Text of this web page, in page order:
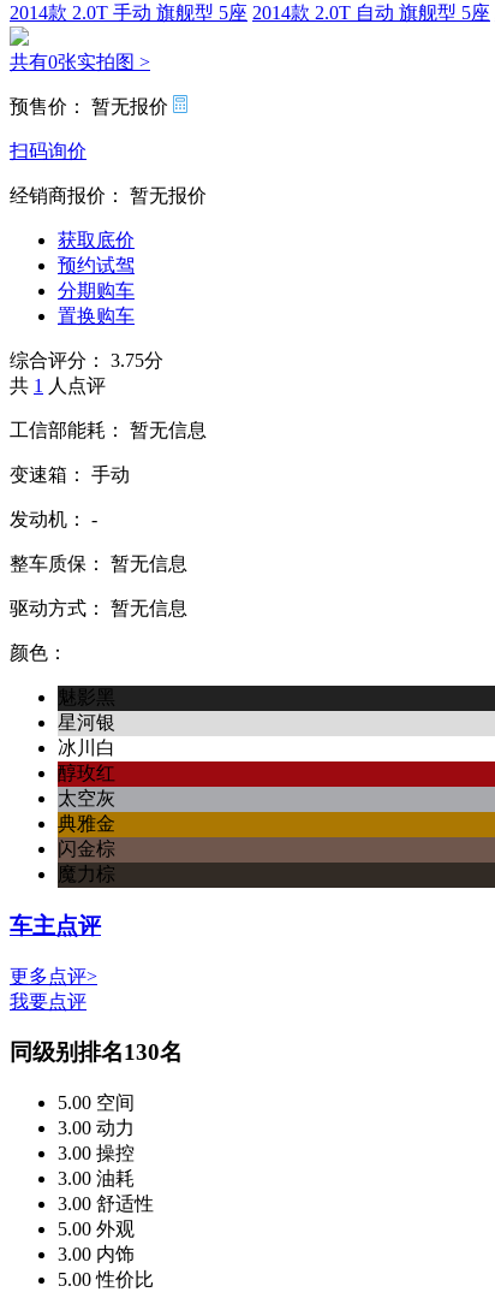
2014款 2.0T 手动 旗舰型 5座 2014款 2.0T 自动 旗舰型 5座
共有0张实拍图 >
预售价： 暂无报价
扫码询价
经销商报价： 暂无报价
获取底价
预约试驾
分期购车
置换购车
综合评分：
3.75分
共 1 人点评
工信部能耗： 暂无信息
变速箱： 手动
发动机： -
整车质保： 暂无信息
驱动方式： 暂无信息
颜色：
魅影黑
星河银
冰川白
醇玫红
太空灰
典雅金
闪金棕
魔力棕
车主点评
更多点评>
我要点评
同级别排名130名
5.00 空间
3.00 动力
3.00 操控
3.00 油耗
3.00 舒适性
5.00 外观
3.00 内饰
5.00 性价比